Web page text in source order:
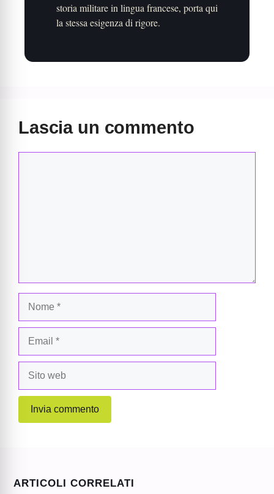
storia militare in lingua francese, porta qui
la stessa esigenza di rigore.
Lascia un commento
web
ARTICOLI CORRELATI